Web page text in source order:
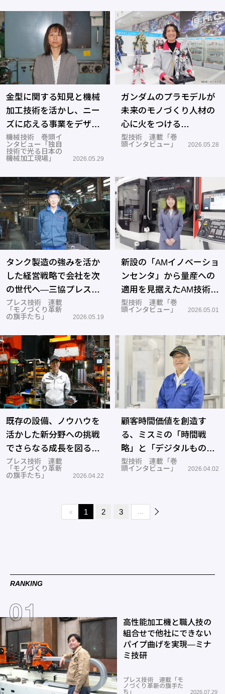
金型に関する知見と機械
加工技術を活かし、ニー
ズに応える事業をデザイ
ンする―南海モルディ
機械技術 巻頭イ
ンタビュー「独自
技術で光る日本の
機械加工現場」
2026.05.29
ガンダムのプラモデルが
未来のモノづくり人材の
心に火をつける
―BANDAI SPIRITS
型技術 連載「巻
頭インタビュー」
2026.05.28
タンク製造の強みを活か
した経営戦略で会社を次
の世代へ―三協プレス工
業
プレス技術 連載
「モノづくり革新
の旗手たち」
2026.05.19
新設の「AMイノベーショ
ンセンタ」から量産への
適用を見据えたAM技術を
展開―DMG森精機
型技術 連載「巻
頭インタビュー」
2026.05.01
既存の設備、ノウハウを
活かした新分野への挑戦
でさらなる成長を図る―
ナカヒョウ
プレス技術 連載
「モノづくり革新
の旗手たち」
2026.04.22
顧客時間価値を創造す
る、ミスミの「時間戦
略」と「デジタルものづ
くり」―駿河生産プラッ
型技術 連載「巻
頭インタビュー」
2026.04.02
1 2 3 …
RANKING
高性能加工機と職人技の
組合せで他社にできない
パイプ曲げを実現―ミナ
ミ技研
プレス技術 連載「モ
ノづくり革新の旗手た
ち」
2026.07.29